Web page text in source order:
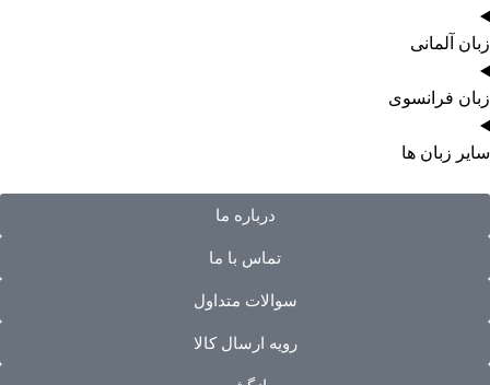
زبان آلمانی
زبان فرانسوی
سایر زبان ها
درباره ما
تماس با ما
سوالات متداول
رویه ارسال کالا